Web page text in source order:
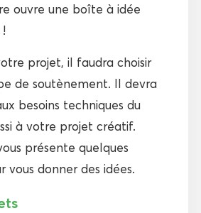
ouvre une boîte à idée
projet, il faudra choisir
de soutènement. Il devra
besoins techniques du
à votre projet créatif.
présente quelques
vous donner des idées.